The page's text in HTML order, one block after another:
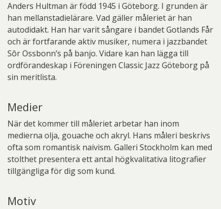
Anders Hultman är född 1945 i Göteborg. I grunden är
han mellanstadielärare. Vad gäller måleriet är han
autodidakt. Han har varit sångare i bandet Gotlands Får
och är fortfarande aktiv musiker, numera i jazzbandet
Sôr Ossbonn’s på banjo. Vidare kan han lägga till
ordförandeskap i Föreningen Classic Jazz Göteborg på
sin meritlista.
Medier
När det kommer till måleriet arbetar han inom
medierna olja, gouache och akryl. Hans måleri beskrivs
ofta som romantisk naivism. Galleri Stockholm kan med
stolthet presentera ett antal högkvalitativa litografier
tillgängliga för dig som kund.
Motiv